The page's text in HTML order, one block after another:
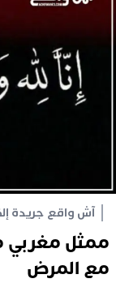
آش واقع جريدة
ممثل مغربي
مع المرض